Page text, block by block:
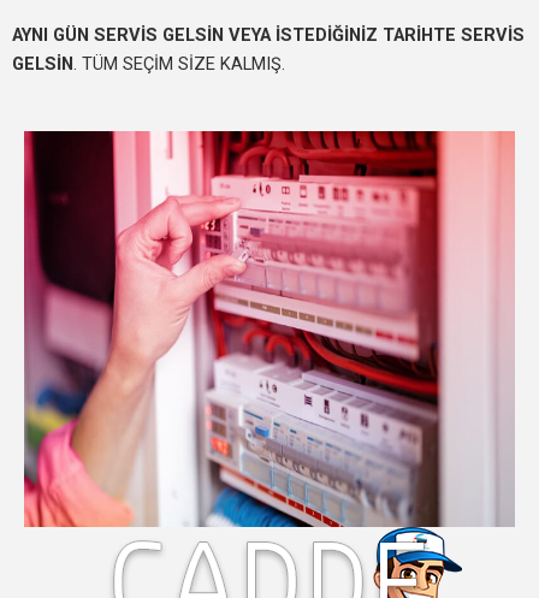
AYNI GÜN SERVİS GELSİN VEYA İSTEDİĞİNİZ TARİHTE SERVİS
GELSİN. TÜM SEÇİM SİZE KALMIŞ.